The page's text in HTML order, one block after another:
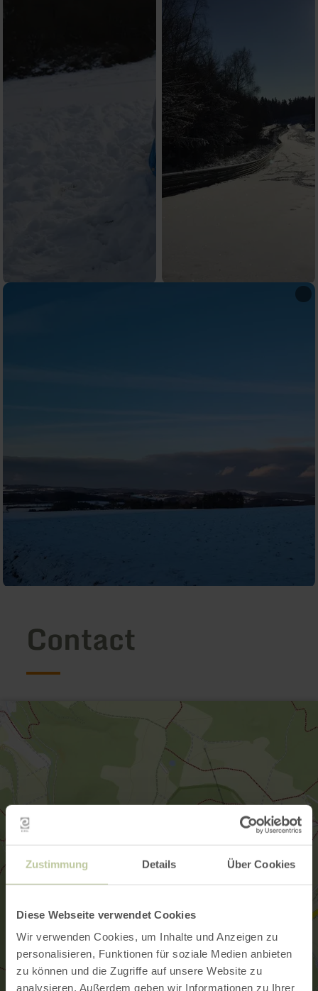
Zustimmung Details Über Cookies
Diese Webseite verwendet Cookies
Wir verwenden Cookies, um Inhalte und Anzeigen zu
personalisieren, Funktionen für soziale Medien anbieten
zu können und die Zugriffe auf unsere Website zu
analysieren. Außerdem geben wir Informationen zu Ihrer
Contact